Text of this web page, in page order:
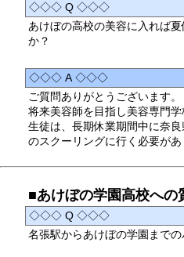
◇◇◇ Q ◇◇◇
あけぼの高校の美容に入れば
か？
◇◇◇ A ◇◇◇
ご質問ありがとうございます。
将来美容師を目指し美容専門
生徒は、長期休業期間中に奈
のスクーリングに行く必要があ
■あけぼの学園高校への
◇◇◇ Q ◇◇◇
名張駅からあけぼの学園まで